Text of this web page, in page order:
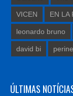
VICEN EN LA
leonardo bruno
david bi perine
ÚLTIMAS